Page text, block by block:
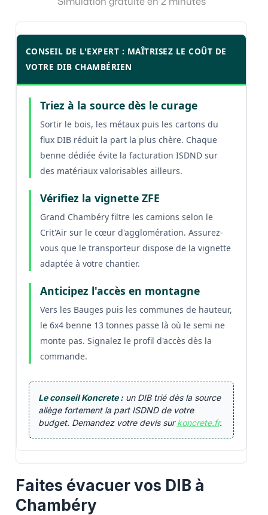
CONSEIL DE L'EXPERT : MAÎTRISEZ LE COÛT DE
VOTRE DIB CHAMBÉRIEN
Triez à la source dès le curage
Sortir le bois, les métaux puis les cartons du
flux DIB réduit la part la plus chère. Chaque
benne dédiée évite la facturation ISDND sur
des matériaux valorisables ailleurs.
Vérifiez la vignette ZFE
Grand Chambéry filtre les camions selon le
Crit'Air sur le cœur d'agglomération. Assurez-
vous que le transporteur dispose de la vignette
adaptée à votre chantier.
Anticipez l'accès en montagne
Vers les Bauges puis les communes de hauteur,
le 6x4 benne 13 tonnes passe là où le semi ne
monte pas. Signalez le profil d'accès dès la
commande.
Le conseil Koncrete :un DIB trié dès la source
allège fortement la part ISDND de votre
budget. Demandez votre devis surkoncrete.fr.
Faites évacuer vos DIB à
Chambéry